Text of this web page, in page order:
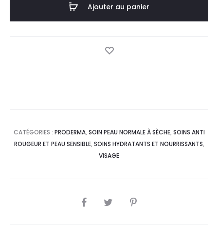
25,0
DT.
20,9
DT.
Ajouter au panier
CATÉGORIES : PRODERMA, SOIN PEAU NORMALE À SÈCHE, SOINS ANTI
ROUGEUR ET PEAU SENSIBLE, SOINS HYDRATANTS ET NOURRISSANTS,
VISAGE
SHARE